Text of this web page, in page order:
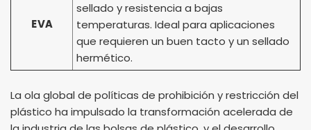
EVA
sellado y resistencia a bajas
temperaturas. Ideal para aplicaciones
que requieren un buen tacto y un sellado
hermético.
La ola global de políticas de prohibición y restricción del
plástico ha impulsado la transformación acelerada de